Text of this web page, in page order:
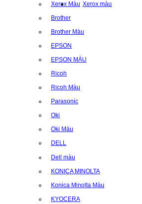
Xerox Màu Xerox màu
Brother
Brother Màu
EPSON
EPSON MÀU
Ricoh
Ricoh Màu
Parasonic
Oki
Oki Màu
DELL
Dell màu
KONICA MINOLTA
Konica Minolta Màu
KYOCERA